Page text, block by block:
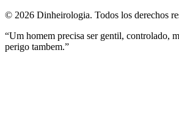
© 2026 Dinheirologia. Todos los derechos
“Um homem precisa ser gentil, controlado,
perigo tambem.”